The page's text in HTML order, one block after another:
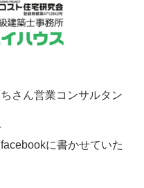
さん営業コンサルタン
に書かせていた